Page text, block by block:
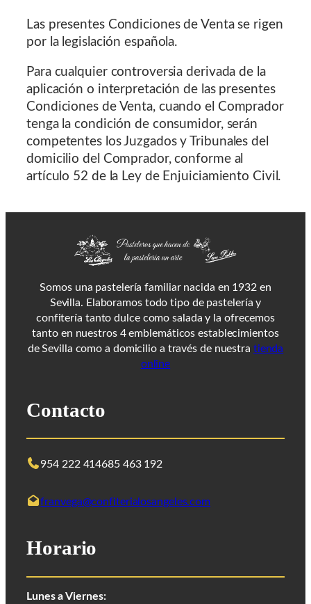
Las presentes Condiciones de Venta se rigen
por la legislación española.
Para cualquier controversia derivada de la
aplicación o interpretación de las presentes
Condiciones de Venta, cuando el Comprador
tenga la condición de consumidor, serán
competentes los Juzgados y Tribunales del
domicilio del Comprador, conforme al
artículo 52 de la Ley de Enjuiciamiento Civil.
Somos una pastelería familiar nacida en 1932 en
Sevilla. Elaboramos todo tipo de pastelería y
confitería tanto dulce como salada y la ofrecemos
tanto en nuestros 4 emblemáticos establecimientos
de Sevilla como a domicilio a través de nuestra tienda
online
Contacto
954 222 414685 463 192
franvega@confiterialosangeles.com
Horario
Lunes a Viernes: